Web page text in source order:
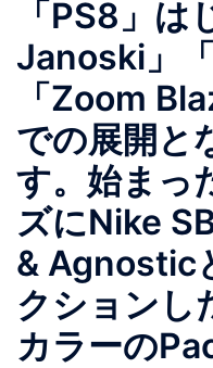
「PS8」
Janoski」
「Zoom
での展開と
す。始まっ
ズにNike
& Agnostic
クションし
カラーの